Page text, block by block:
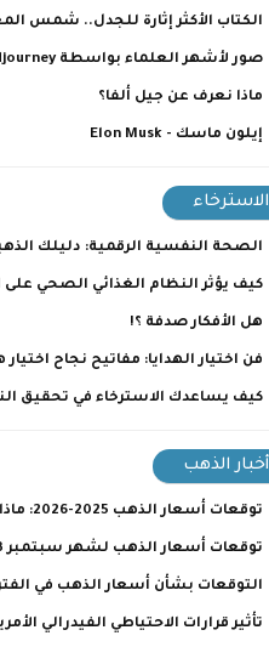
الكتاب الأكثر إثارة للجدل.. شمس
صور لأشهر العلماء بواسطة Midjourney
ماذا نعرف عن جيل ألفا؟
إيلون ماسك - Elon Musk
الاسترخاء
الصحة النفسية الرقمية: دليلك
كيف يؤثر النظام الغذائي الصحي
هل الأفكار صدفة ؟!
فن اختيار الهدايا: مفاتيح نجاح اختيار
كيف يساعدك الاسترخاء في تحقيق
أخبار الذهب
توقعات أسعار الذهب 2025-2026: ماذا تقول أكبر البنوك والمصادر العالمية؟
توقعات أسعار الذهب لشهر سبتمبر 2023: ارتفاعات محتملة في ظل ظروف مواتية
التوقعات بشأن أسعار الذهب في الفترة من 9 إلى 15
تأثير قرارات الاحتياطي الفيدرالي